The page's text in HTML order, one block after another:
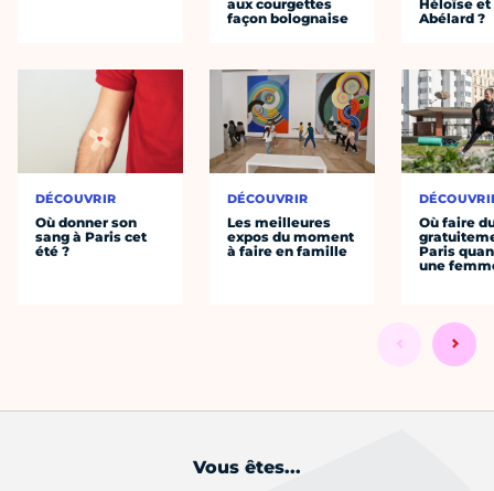
DÉCOUVRIR
Où donner son
sang à Paris cet
été ?
aux courgettes
façon bolognaise
DÉCOUVRIR
Les meilleures
expos du moment
à faire en famille
Héloïse et
Abélard ?
Où faire
Paris
une
Vous êtes...